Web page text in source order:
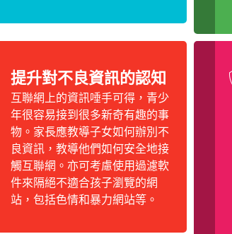
提升對不良資訊的認知
互聯網上的資訊唾手可得，青少
年很容易接到很多新奇有趣的事
物。家長應教導子女如何辦別不
良資訊，教導他們如何安全地接
觸互聯網。亦可考慮使用過濾軟
件來隔絕不適合孩子瀏覽的網
站，包括色情和暴力網站等。